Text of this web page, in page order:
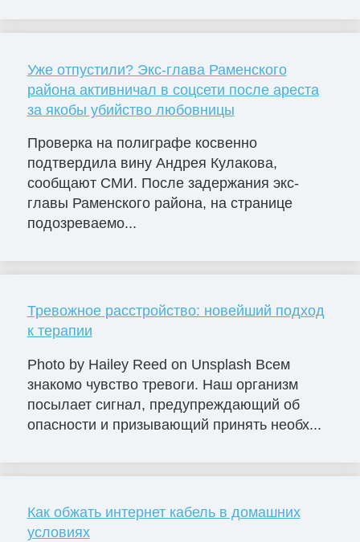
Уже отпустили? Экс-глава Раменского
района активничал в соцсети после ареста
за якобы убийство любовницы
Проверка на полиграфе косвенно
подтвердила вину Андрея Кулакова,
сообщают СМИ. После задержания экс-
главы Раменского района, на странице
подозреваемо...
Тревожное расстройство: новейший подход
к терапии
Photo by Hailey Reed on Unsplash Всем
знакомо чувство тревоги. Наш организм
посылает сигнал, предупреждающий об
опасности и призывающий принять необх...
Как обжать интернет кабель в домашних
условиях